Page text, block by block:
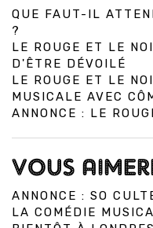
QUE FAUT-IL
?
LE ROUGE ET LE
D'ÊTRE DÉVOILÉ
LE ROUGE ET LE
MUSICALE AVEC
ANNONCE : LE
VOUS
ANNONCE : SO
LA COMÉDIE